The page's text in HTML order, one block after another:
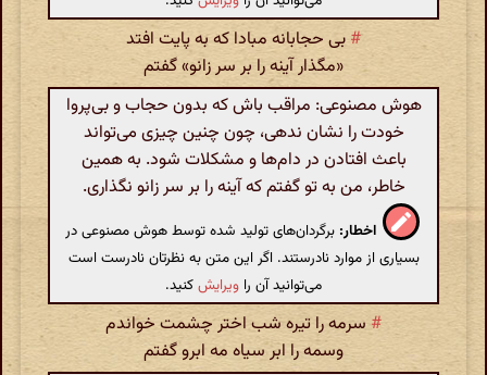
# بی حجابانه مبادا که به پایت افتد
«مگذار آینه را بر سر زانو» گفتم
هوش مصنوعی: مراقب باش که بدون حجاب و بی‌پروا
خودت را نشان ندهی، چون چنین چیزی می‌تواند
باعث افتادن در دام‌ها و مشکلات شود. به همین
خاطر، من به تو گفتم که آینه را بر سر زانو نگذاری.
اخطار: برگردان‌های تولید شده توسط هوش مصنوعی در
بسیاری از موارد نادرستند. اگر این متن به نظرتان نادرست است
می‌توانید آن را ویرایشکنید.
# سرمه را تیره شب اختر چشمت خواندم
وسمه را ابر سیاه مه ابرو گفتم